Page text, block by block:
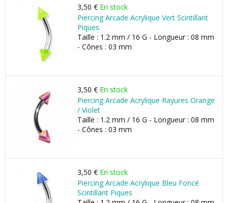
3,50 € En stock
Piercing Arcade Acrylique Vert Scintillant
Piques
Taille : 1.2 mm / 16 G - Longueur : 08 mm
- Cônes : 03 mm
3,50 € En stock
Piercing Arcade Acrylique Rayures Orange
/ Violet
Taille : 1.2 mm / 16 G - Longueur : 08 mm
- Cônes : 03 mm
3,50 € En stock
Piercing Arcade Acrylique Bleu Foncé
Scintillant Piques